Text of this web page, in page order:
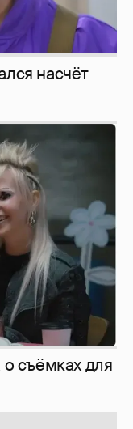
насчёт
о съёмках для